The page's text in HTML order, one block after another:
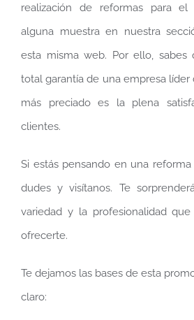
realización de reformas para el
alguna muestra en nuestra
esta misma web. Por ello,
total garantía de una empresa líder
más preciado es la plena
clientes.
Si estás pensando en una
dudes y visítanos. Te
variedad y la profesionalidad
ofrecerte.
Te dejamos las bases de esta
claro: